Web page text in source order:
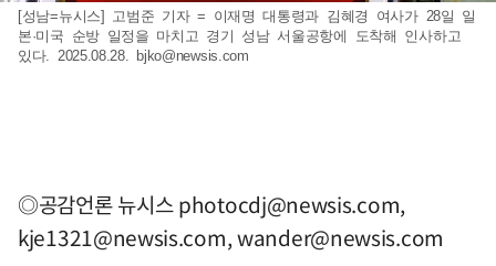
[성남=뉴시스] 고범준 기자 = 이재명 대통령과 김혜경 여사가 28일 일
본·미국 순방 일정을 마치고 경기 성남 서울공항에 도착해 인사하고
있다. 2025.08.28.
bjko@newsis.com
◎공감언론 뉴시스photocdj@newsis.com,
kje1321@newsis.com,wander@newsis.com